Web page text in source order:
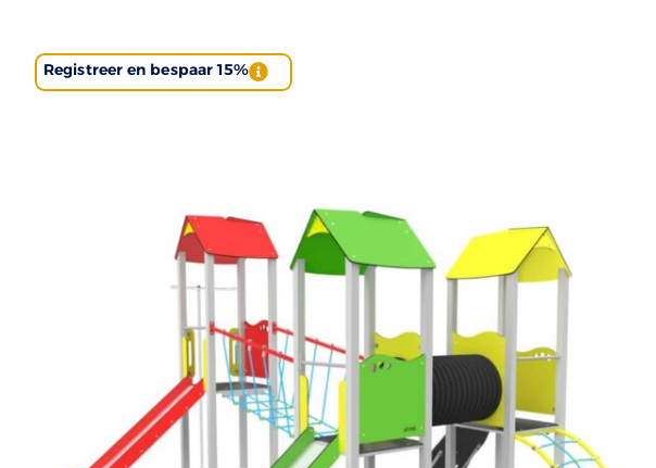
Registreer en bespaar 15%